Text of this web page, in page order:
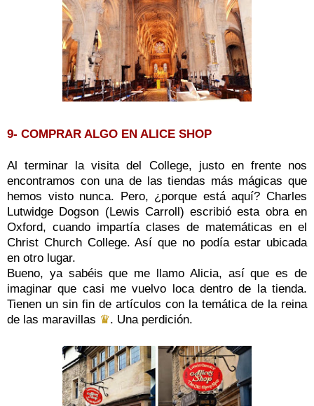
9- COMPRAR ALGO EN ALICE SHOP
Al terminar la visita del College, justo en frente nos
encontramos con una de las tiendas más mágicas que
hemos visto nunca. Pero, ¿porque está aquí? Charles
Lutwidge Dogson (Lewis Carroll) escribió esta obra en
Oxford, cuando impartía clases de matemáticas en el
Christ Church College. Así que no podía estar ubicada
en otro lugar.
Bueno, ya sabéis que me llamo Alicia, así que es de
imaginar que casi me vuelvo loca dentro de la tienda.
Tienen un sin fin de artículos con la temática de la reina
de las maravillas ♛. Una perdición.